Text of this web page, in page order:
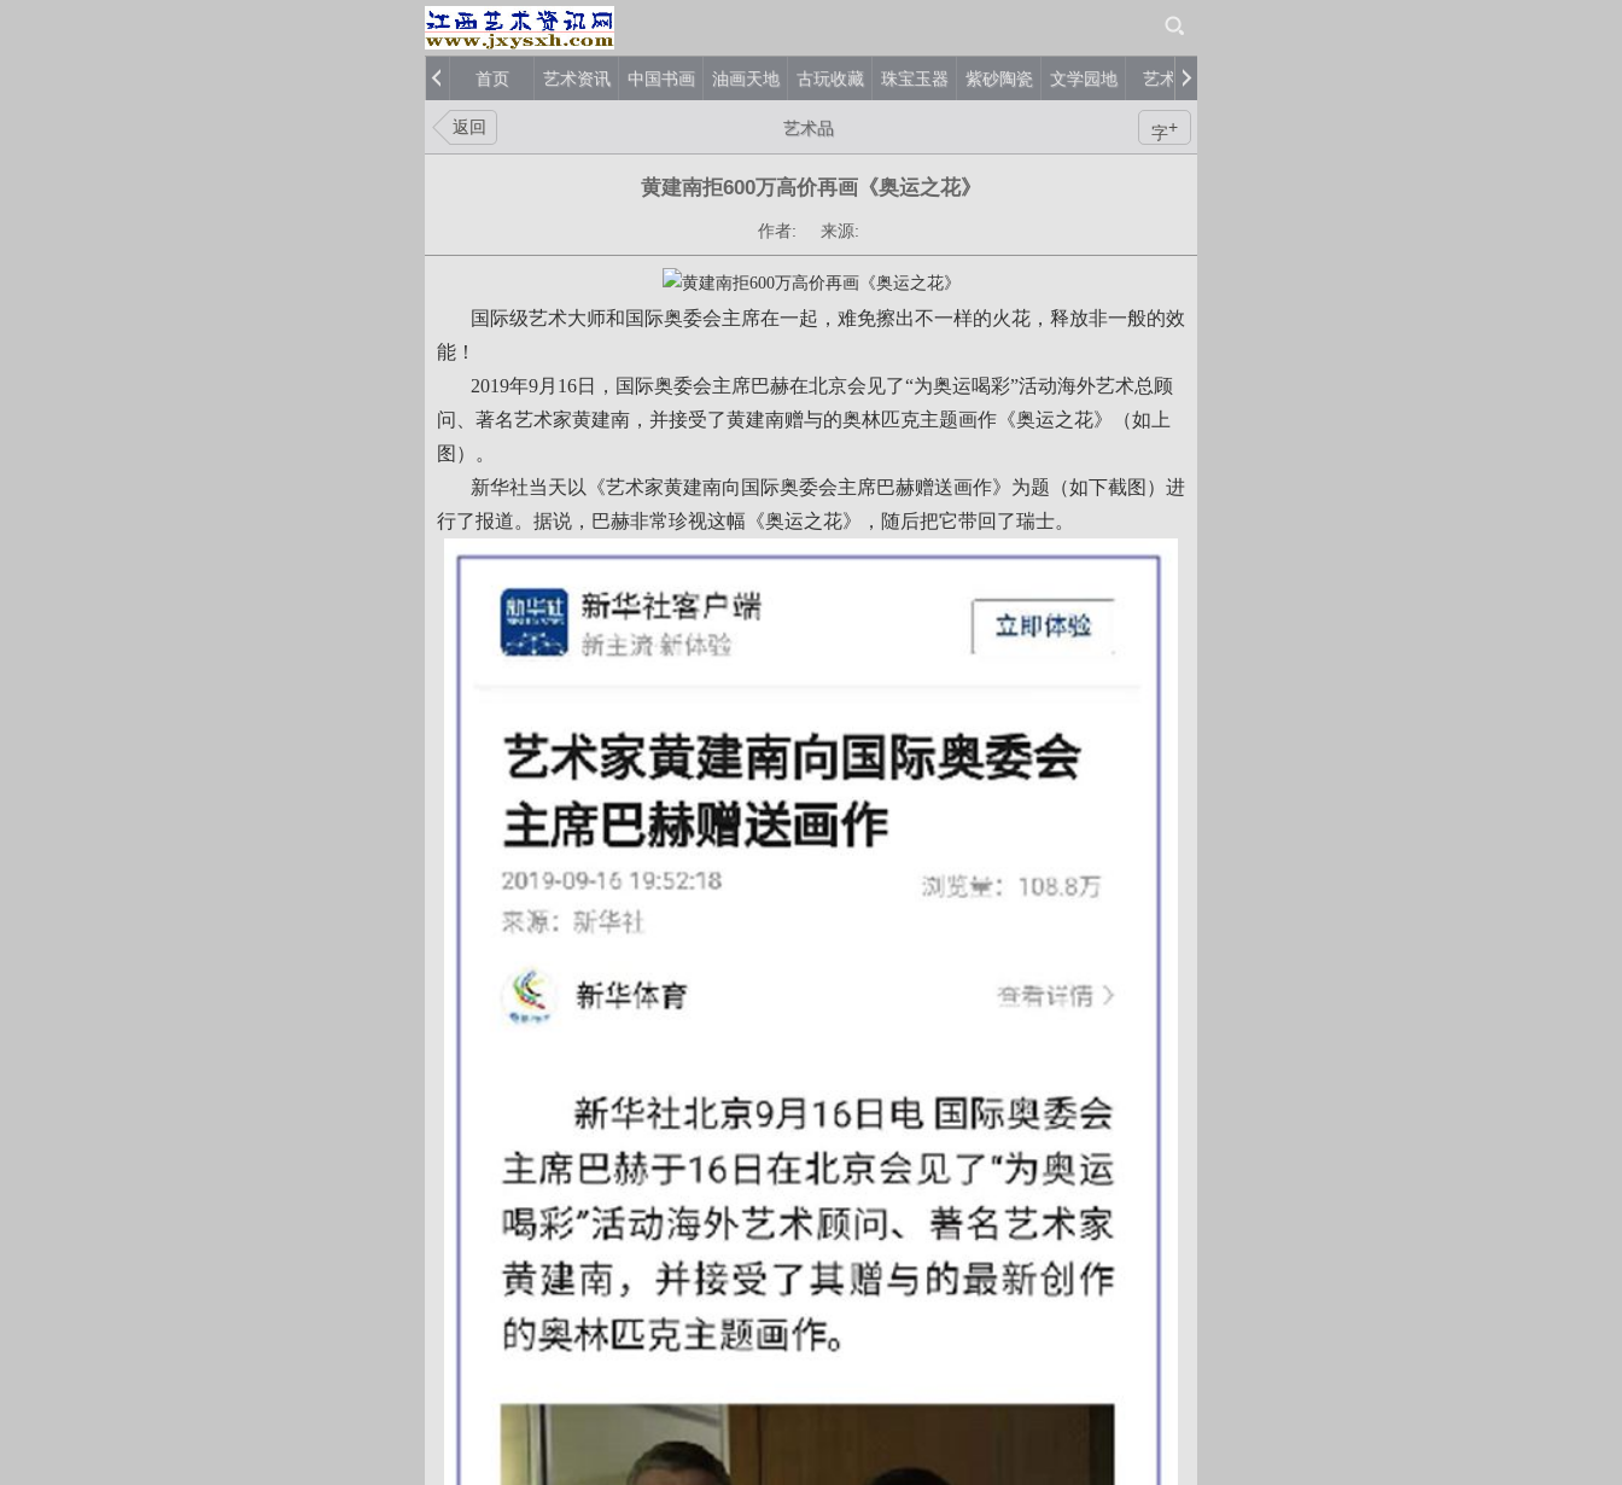
首页 艺术资讯 中国书画 油画天地 古玩收藏 珠宝玉器 紫砂陶瓷 文学园地 艺术品
返回 艺术品 字+
黄建南拒600万高价再画《奥运之花》
作者: 来源:
国际级艺术大师和国际奥委会主席在一起，难免擦出不一样的火花，释放非一般的效
能！
2019年9月16日，国际奥委会主席巴赫在北京会见了“为奥运喝彩”活动海外艺术总顾
问、著名艺术家黄建南，并接受了黄建南赠与的奥林匹克主题画作《奥运之花》（如上
图）。
新华社当天以《艺术家黄建南向国际奥委会主席巴赫赠送画作》为题（如下截图）进
行了报道。据说，巴赫非常珍视这幅《奥运之花》，随后把它带回了瑞士。